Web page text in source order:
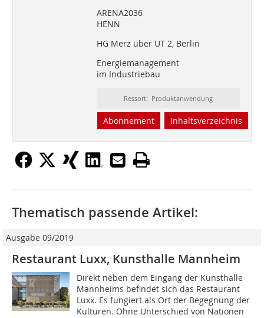
ARENA2036
HENN
HG Merz über UT 2, Berlin
Energiemanagement
im Industriebau
Ressort: Produktanwendung
Abonnement Inhaltsverzeichnis
Thematisch passende Artikel:
Ausgabe 09/2019
Restaurant Luxx, Kunsthalle Mannheim
Direkt neben dem Eingang der Kunsthalle
Mannheims befindet sich das Restaurant
Luxx. Es fungiert als Ort der Begegnung der
Kulturen. Ohne Unterschied von Nationen